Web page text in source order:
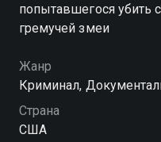
попытавшегося
гремучей змеи
Жанр
Криминал,
Страна
США